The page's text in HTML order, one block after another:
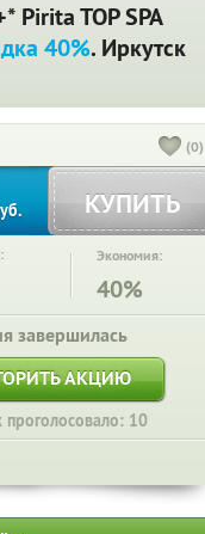
Pirita TOP SPA
40%. Иркутск
(0)
КУПИТЬ
Экономия:
40%
завершилась
АКЦИЮ
проголосовало: 10